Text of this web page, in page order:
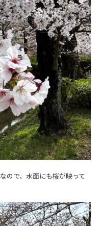
ので、水面にも桜が映って